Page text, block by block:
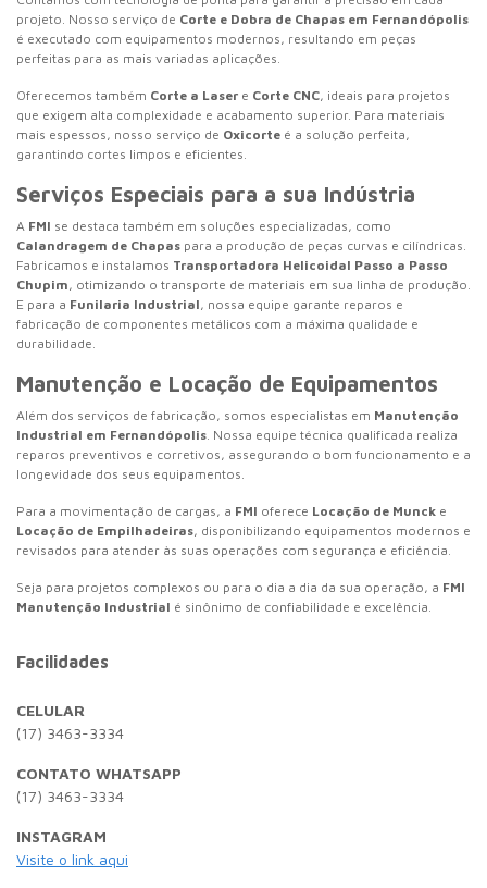
projeto. Nosso serviço de Corte e Dobra de Chapas em Fernandópolis
é executado com equipamentos modernos, resultando em peças
perfeitas para as mais variadas aplicações.
Oferecemos também Corte a Laser e Corte CNC, ideais para projetos
que exigem alta complexidade e acabamento superior. Para materiais
mais espessos, nosso serviço de Oxicorte é a solução perfeita,
garantindo cortes limpos e eficientes.
Serviços Especiais para a sua Indústria
A FMI se destaca também em soluções especializadas, como
Calandragem de Chapas para a produção de peças curvas e cilíndricas.
Fabricamos e instalamos Transportadora Helicoidal Passo a Passo
Chupim, otimizando o transporte de materiais em sua linha de produção.
E para a Funilaria Industrial, nossa equipe garante reparos e
fabricação de componentes metálicos com a máxima qualidade e
durabilidade.
Manutenção e Locação de Equipamentos
Além dos serviços de fabricação, somos especialistas em Manutenção
Industrial em Fernandópolis . Nossa equipe técnica qualificada realiza
reparos preventivos e corretivos, assegurando o bom funcionamento e a
longevidade dos seus equipamentos.
Para a movimentação de cargas, a FMI oferece Locação de Munck e
Locação de Empilhadeiras, disponibilizando equipamentos modernos e
revisados para atender às suas operações com segurança e eficiência.
Seja para projetos complexos ou para o dia a dia da sua operação, a FMI
Manutenção Industrial é sinônimo de confiabilidade e excelência.
Facilidades
CELULAR
(17) 3463-3334
CONTATO WHATSAPP
(17) 3463-3334
INSTAGRAM
Visite o link aqui